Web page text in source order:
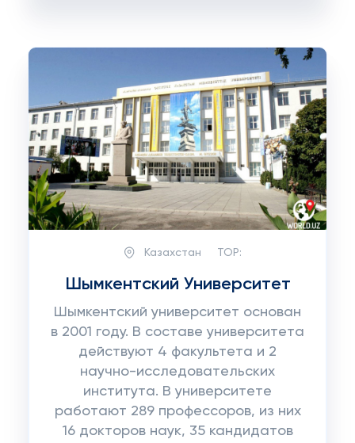
Казахстан TOP:
Шымкентский Университет
Шымкентский университет основан
в 2001 году. В составе университета
действуют 4 факультета и 2
научно-исследовательских
института. В университете
работают 289 профессоров, из них
16 докторов наук, 35 кандидатов